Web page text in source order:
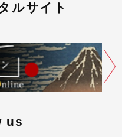
ルサイト
us